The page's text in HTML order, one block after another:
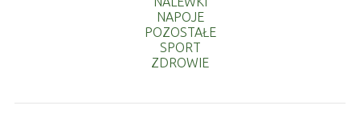
NAPOJE
POZOSTAŁE
SPORT
ZDROWIE